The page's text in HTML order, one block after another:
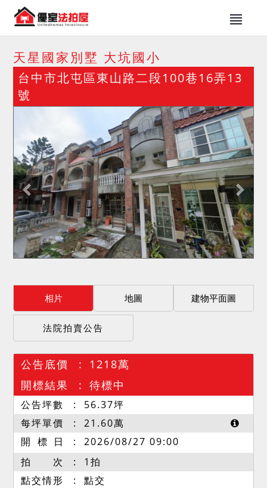
天星國家別墅 大坑國小
台中市北屯區東山路二段100巷16弄13
號
相片 地圖 建物平面圖
法院拍賣公告
公告底價
1218萬
開標結果
待標中
公告坪數 56.37坪
每坪單價
21.60萬
開 標 日
2026/08/27 09:00
拍 次
1拍
點交情形
點交